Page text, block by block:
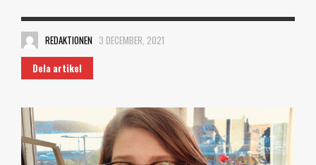
REDAKTIONEN 3 DECEMBER, 2021
Dela artikel